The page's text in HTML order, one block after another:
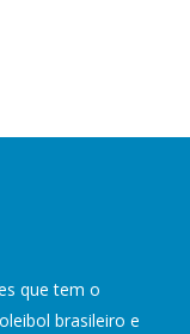
que tem o
brasileiro e